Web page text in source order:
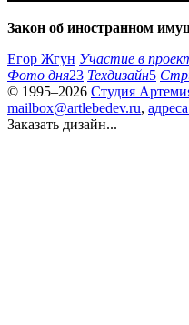
Закон об иностранном
Егор Жгун Участие в
Фото дня23 Техдизайн5
© 1995–2026 Студия
mailbox@artlebedev.ru,
Заказать дизайн...